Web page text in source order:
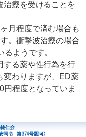
治療を受けることを
月程度で済む場合も
。衝撃波治療の場合
ようです。
する薬や性行為を行
変わりますが、ED薬
円程度となっていま